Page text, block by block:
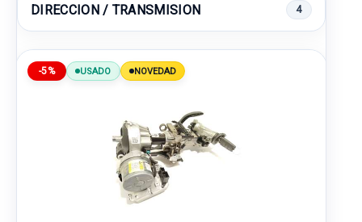
DIRECCION / TRANSMISION 4
-5% USADO NOVEDAD